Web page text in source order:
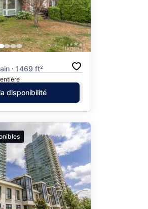
· 1469 ft²
disponibilité